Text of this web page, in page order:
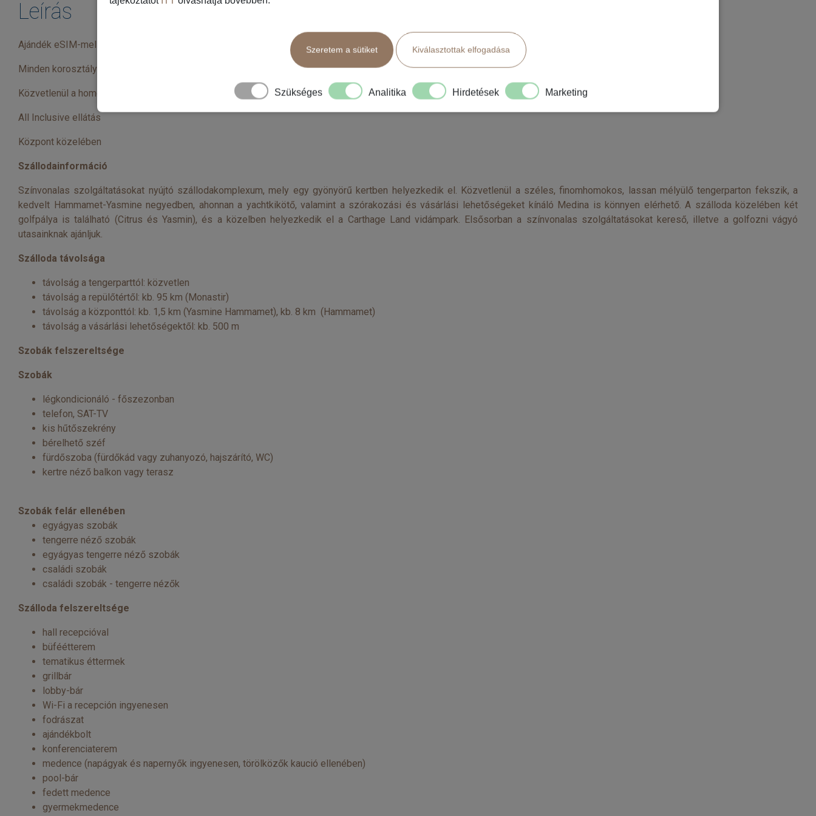
Leírás
Ajándék eSIM-mel
Minden korosztálynak ajánljuk
Közvetlenül a homokos tengerparton
All Inclusive ellátás
Központ közelében
Szállodainformáció
Színvonalas szolgáltatásokat nyújtó szállodakomplexum, mely egy gyönyörű kertben helyezkedik el. Közvetlenül a széles, finomhomokos, lassan mélyülő tengerparton fekszik, a
kedvelt Hammamet-Yasmine negyedben, ahonnan a yachtkikötő, valamint a szórakozási és vásárlási lehetőségeket kínáló Medina is könnyen elérhető. A szálloda közelében két
golfpálya is található (Citrus és Yasmin), és a közelben helyezkedik el a Carthage Land vidámpark. Elsősorban a színvonalas szolgáltatásokat kereső, illetve a golfozni vágyó
utasainknak ajánljuk.
Szálloda távolsága
távolság a tengerparttól: közvetlen
távolság a repülőtértől: kb. 95 km (Monastir)
távolság a központtól: kb. 1,5 km (Yasmine Hammamet), kb. 8 km (Hammamet)
távolság a vásárlási lehetőségektől: kb. 500 m
Szobák felszereltsége
Szobák
légkondicionáló - főszezonban
telefon, SAT-TV
kis hűtőszekrény
bérelhető széf
fürdőszoba (fürdőkád vagy zuhanyozó, hajszárító, WC)
kertre néző balkon vagy terasz
Szobák felár ellenében
egyágyas szobák
tengerre néző szobák
egyágyas tengerre néző szobák
családi szobák
családi szobák - tengerre nézők
Szálloda felszereltsége
hall recepcióval
büféétterem
tematikus éttermek
grillbár
lobby-bár
Wi-Fi a recepción ingyenesen
fodrászat
ajándékbolt
konferenciaterem
medence (napágyak és napernyők ingyenesen, törölközők kaució ellenében)
pool-bár
fedett medence
gyermekmedence
Szeretem a sütiket Kiválasztottak elfogadása
Szükséges Analitika Hirdetések Marketing